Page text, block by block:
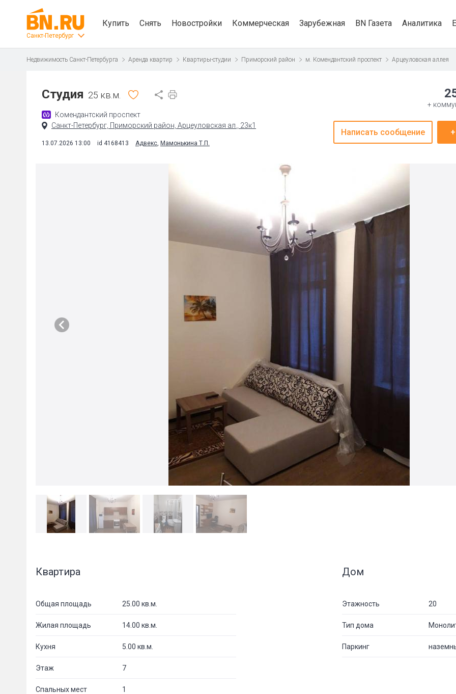
Санкт-Петербург
Купить Снять Новостройки Коммерческая Зарубежная BN Газета Аналитика
Недвижимость Санкт-Петербурга Аренда квартир Квартиры-студии Приморский район м. Комендантский проспект Арцеуловская аллея
Студия 25 кв.м.
Комендантский проспект
Санкт-Петербург, Приморский район, Арцеуловская ал., 23к1
13.07.2026 13:00 id 4168413 Адвекс, Мамонькина Т.П.
+
Написать сообщение
Квартира
Общая площадь 25.00 кв.м.
Жилая площадь 14.00 кв.м.
Кухня 5.00 кв.м.
Этаж 7
Спальных мест 1
Дом
Этажность 20
Тип дома
Паркинг